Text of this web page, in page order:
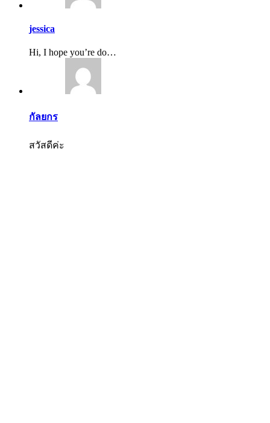
jessica
Hi, I hope you’re do…
กัลยกร
สวัสดีค่ะ